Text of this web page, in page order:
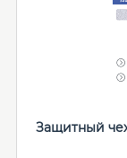
Защитный